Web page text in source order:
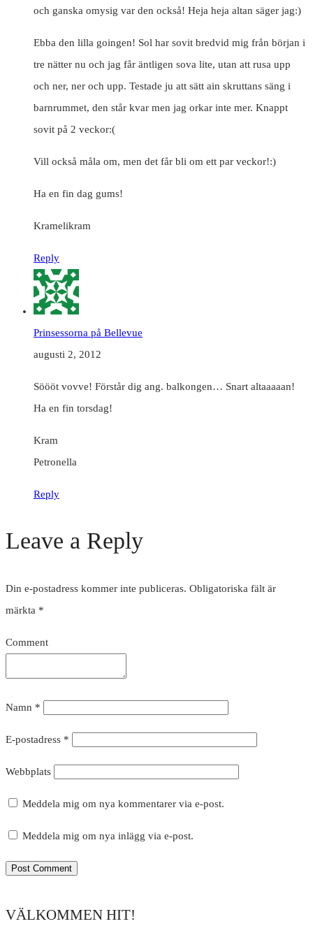
och ganska omysig var den också! Heja heja altan säger jag:)
Ebba den lilla goingen! Sol har sovit bredvid mig från början i
tre nätter nu och jag får äntligen sova lite, utan att rusa upp
och ner, ner och upp. Testade ju att sätt ain skruttans säng i
barnrummet, den står kvar men jag orkar inte mer. Knappt
sovit på 2 veckor:(
Vill också måla om, men det får bli om ett par veckor!:)
Ha en fin dag gums!
Kramelikram
Reply
Prinsessorna på Bellevue
augusti 2, 2012
Söööt vovve! Förstår dig ang. balkongen… Snart altaaaaan!
Ha en fin torsdag!
Kram
Petronella
Reply
Leave a Reply
Din e-postadress kommer inte publiceras. Obligatoriska fält är
märkta *
Comment
Namn *
E-postadress *
Webbplats
Meddela mig om nya kommentarer via e-post.
Meddela mig om nya inlägg via e-post.
VÄLKOMMEN HIT!